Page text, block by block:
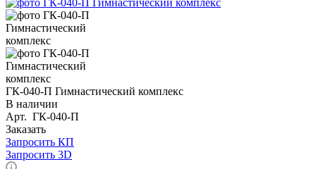
ГК-040-П Гимнастический комплекс
В наличии
Арт. ГК-040-П
Заказать
Запросить КП
Запросить 3D